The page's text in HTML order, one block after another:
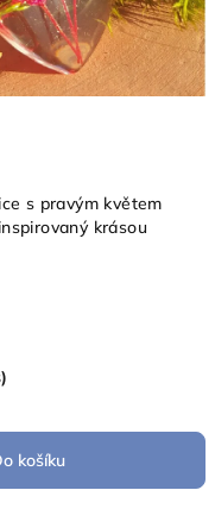
s pravým květem
krásou
košíku